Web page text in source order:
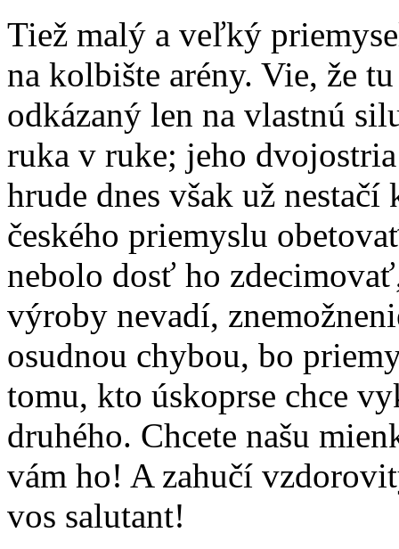
Tiež malý a veľký
na kolbište arény. Vie, že
odkázaný len na vlastnú
ruka v ruke; jeho
hrude dnes však už
českého priemyslu
nebolo dosť ho
výroby nevadí,
osudnou chybou, bo
tomu, kto úskoprse chce
druhého. Chcete našu
vám ho! A zahučí
vos salutant!